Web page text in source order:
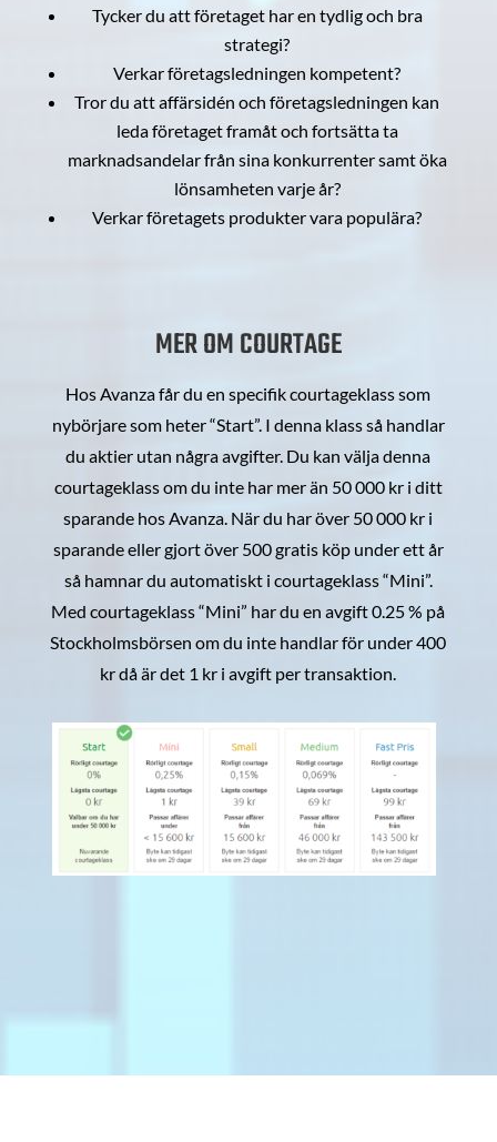
Tycker du att företaget har en tydlig och bra
strategi?
Verkar företagsledningen kompetent?
Tror du att affärsidén och företagsledningen kan
leda företaget framåt och fortsätta ta
marknadsandelar från sina konkurrenter samt öka
lönsamheten varje år?
Verkar företagets produkter vara populära?
MER OM COURTAGE
Hos Avanza får du en specifik courtageklass som
nybörjare som heter “Start”. I denna klass så handlar
du aktier utan några avgifter. Du kan välja denna
courtageklass om du inte har mer än 50 000 kr i ditt
sparande hos Avanza. När du har över 50 000 kr i
sparande eller gjort över 500 gratis köp under ett år
så hamnar du automatiskt i courtageklass “Mini”.
Med courtageklass “Mini” har du en avgift 0.25 % på
Stockholmsbörsen om du inte handlar för under 400
kr då är det 1 kr i avgift per transaktion.